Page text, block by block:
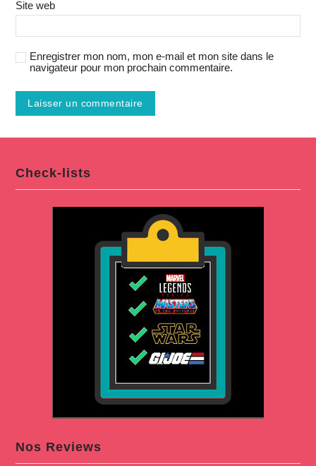
Site web
Enregistrer mon nom, mon e-mail et mon site dans le
navigateur pour mon prochain commentaire.
Check-lists
Nos Reviews